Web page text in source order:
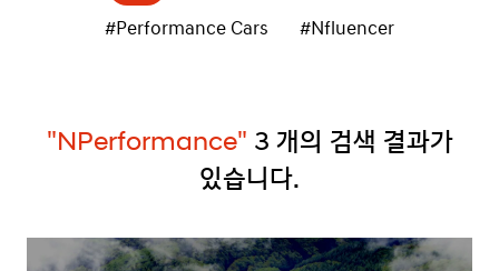
#Performance Cars #Nfluencer
"NPerformance" 3 개의 검색 결과가
있습니다.